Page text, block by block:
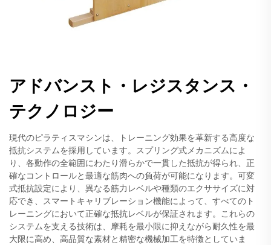
アドバンスト・レジスタンス・
テクノロジー
現代のピラティスマシンは、トレーニング効果を革新する高度な
抵抗システムを採用しています。スプリング式メカニズムによ
り、各動作の全範囲にわたり滑らかで一貫した抵抗が得られ、正
確なコントロールと最適な筋肉への負荷が可能になります。可変
式抵抗設定により、異なる筋力レベルや種類のエクササイズに対
応でき、スマートキャリブレーション機能によって、すべてのト
レーニングにおいて正確な抵抗レベルが保証されます。これらの
システムを支える技術は、摩耗を最小限に抑えながら耐久性を最
大限に高め、高品質な素材と精密な機械加工を特徴としていま